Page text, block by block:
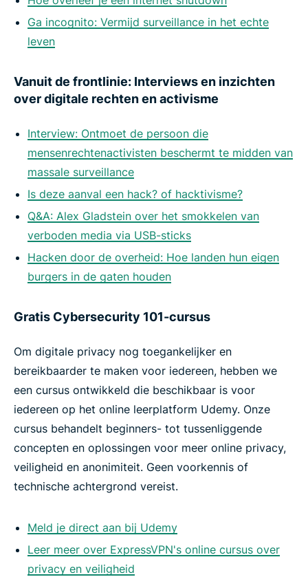
Ga incognito: Vermijd surveillance in het echte
leven
Vanuit de frontlinie: Interviews en inzichten
over digitale rechten en activisme
Interview: Ontmoet de persoon die
mensenrechtenactivisten beschermt te midden van
massale surveillance
Is deze aanval een hack? of hacktivisme?
Q&A: Alex Gladstein over het smokkelen van
verboden media via USB-sticks
Hacken door de overheid: Hoe landen hun eigen
burgers in de gaten houden
Gratis Cybersecurity 101-cursus
Om digitale privacy nog toegankelijker en
bereikbaarder te maken voor iedereen, hebben we
een cursus ontwikkeld die beschikbaar is voor
iedereen op het online leerplatform Udemy. Onze
cursus behandelt beginners- tot tussenliggende
concepten en oplossingen voor meer online privacy,
veiligheid en anonimiteit. Geen voorkennis of
technische achtergrond vereist.
Meld je direct aan bij Udemy
Leer meer over ExpressVPN's online cursus over
privacy en veiligheid